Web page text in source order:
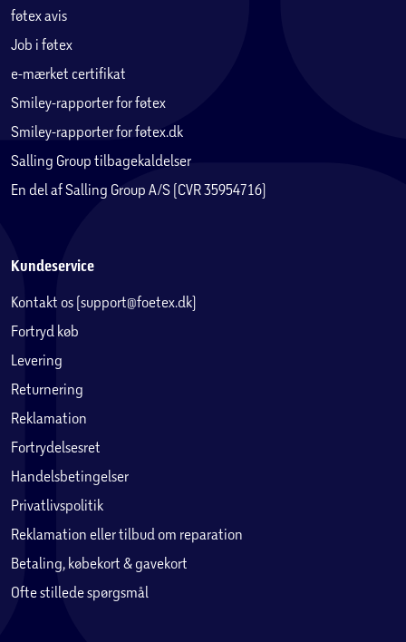
føtex avis
Job i føtex
e-mærket certifikat
Smiley-rapporter for føtex
Smiley-rapporter for føtex.dk
Salling Group tilbagekaldelser
En del af Salling Group A/S (CVR 35954716)
Kundeservice
Kontakt os (support@foetex.dk)
Fortryd køb
Levering
Returnering
Reklamation
Fortrydelsesret
Handelsbetingelser
Privatlivspolitik
Reklamation eller tilbud om reparation
Betaling, købekort & gavekort
Ofte stillede spørgsmål